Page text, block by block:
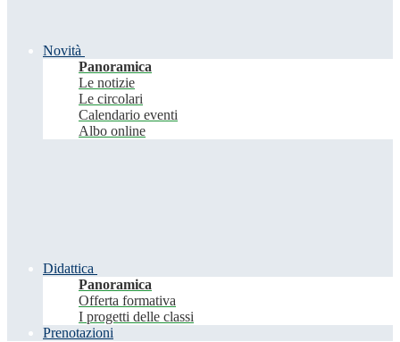
Novità
Panoramica
Le notizie
Le circolari
Calendario eventi
Albo online
Didattica
Panoramica
Offerta formativa
I progetti delle classi
Prenotazioni